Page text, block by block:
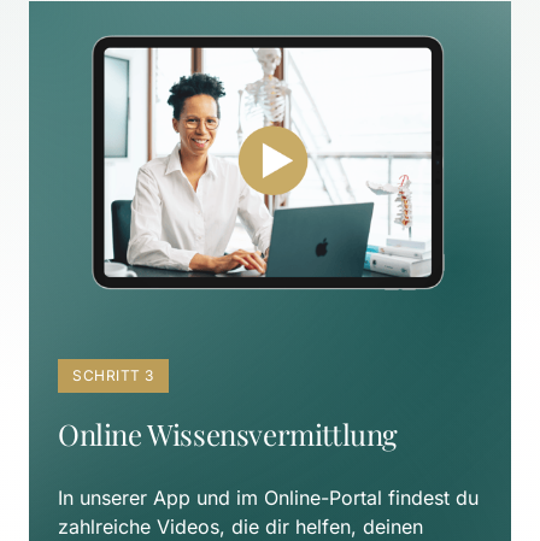
SCHRITT 3
Online Wissensvermittlung
In unserer App und im Online-Portal findest du
zahlreiche Videos, die dir helfen, deinen